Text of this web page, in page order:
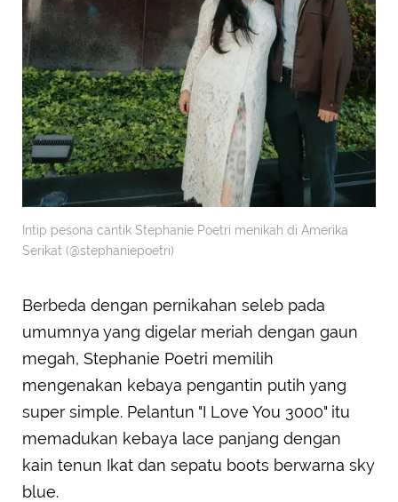
Intip pesona cantik Stephanie Poetri menikah di Amerika
Serikat (@stephaniepoetri)
Berbeda dengan pernikahan seleb pada
umumnya yang digelar meriah dengan gaun
megah, Stephanie Poetri memilih
mengenakan kebaya pengantin putih yang
super simple. Pelantun "I Love You 3000" itu
memadukan kebaya lace panjang dengan
kain tenun Ikat dan sepatu boots berwarna sky
blue.